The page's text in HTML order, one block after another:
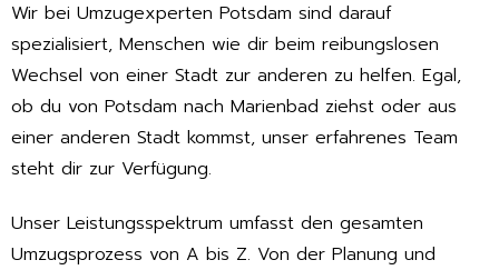
Wir bei Umzugexperten Potsdam sind darauf
spezialisiert, Menschen wie dir beim reibungslosen
Wechsel von einer Stadt zur anderen zu helfen. Egal,
ob du von Potsdam nach Marienbad ziehst oder aus
einer anderen Stadt kommst, unser erfahrenes Team
steht dir zur Verfügung.
Unser Leistungsspektrum umfasst den gesamten
Umzugsprozess von A bis Z. Von der Planung und